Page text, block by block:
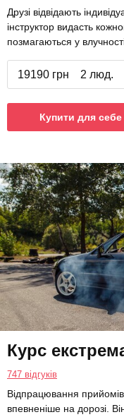
Друзі відвідають
інструктор видасть
позмагаються у
19190 грн 2 люд.
Купити для себе
Курс
747 відгуків
Відпрацювання
впевненіше на дорозі.